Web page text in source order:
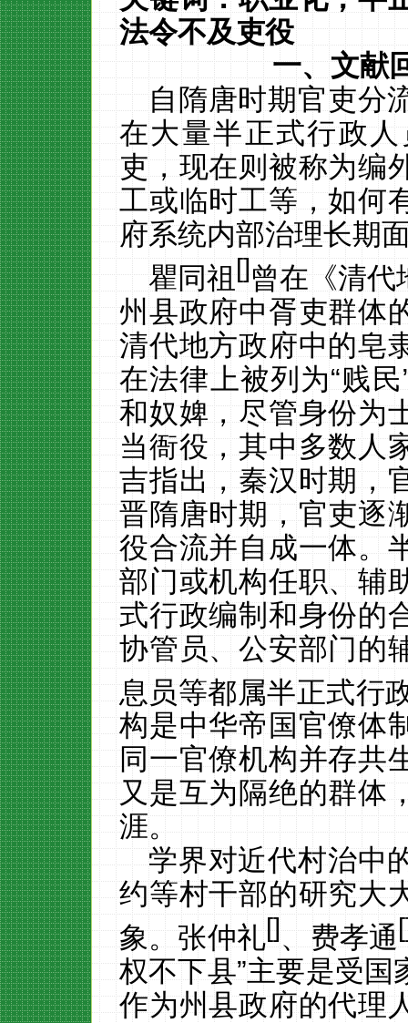
法令不及吏役
一、文献
自隋唐时期官吏分
在大量半正式行政
吏，现在则被称为编
工或临时工等，如何
府系统内部治理长期
瞿同祖[]曾在《清代
州县政府中胥吏群体
清代地方政府中的皂
在法律上被列为“贱
和奴婢，尽管身份为
当衙役，其中多数人
吉指出，秦汉时期，
晋隋唐时期，官吏逐
役合流并自成一体。
部门或机构任职、辅
式行政编制和身份的
协管员、公安部门的
息员等都属半正式行
构是中华帝国官僚体
同一官僚机构并存共
又是互为隔绝的群体
涯。
学界对近代村治中
约等村干部的研究大
象。张仲礼[]、费孝通[
权不下县”主要是受
作为州县政府的代理